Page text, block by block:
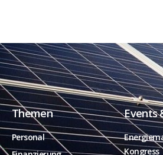
Themen
Personal
Events
Kongress